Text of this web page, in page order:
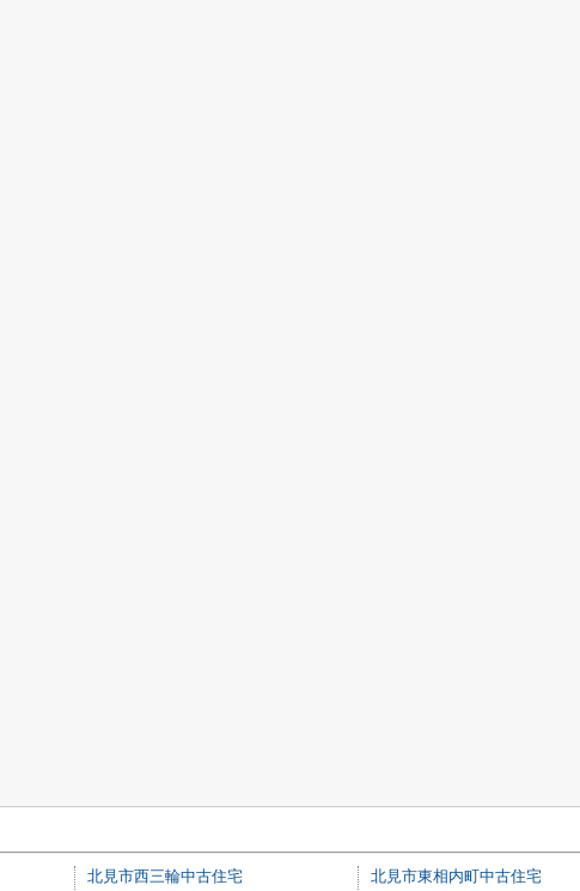
北見市西三輪中古住宅 北見市東相内町中古住宅